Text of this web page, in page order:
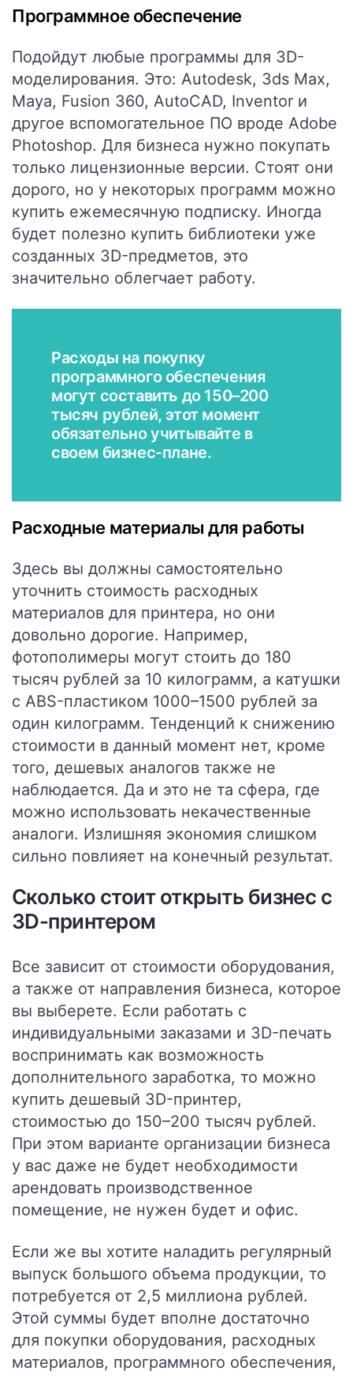
Программное обеспечение
Подойдут любые программы для 3D-
моделирования. Это: Autodesk, 3ds Max,
Maya, Fusion 360, AutoCAD, Inventor и
другое вспомогательное ПО вроде Adobe
Photoshop. Для бизнеса нужно покупать
только лицензионные версии. Стоят они
дорого, но у некоторых программ можно
купить ежемесячную подписку. Иногда
будет полезно купить библиотеки уже
созданных 3D-предметов, это
значительно облегчает работу.
Расходы на покупку
программного обеспечения
могут составить до 150–200
тысяч рублей, этот момент
обязательно учитывайте в
своем бизнес-плане.
Расходные материалы для работы
Здесь вы должны самостоятельно
уточнить стоимость расходных
материалов для принтера, но они
довольно дорогие. Например,
фотополимеры могут стоить до 180
тысяч рублей за 10 килограмм, а катушки
с ABS-пластиком 1000–1500 рублей за
один килограмм. Тенденций к снижению
стоимости в данный момент нет, кроме
того, дешевых аналогов также не
наблюдается. Да и это не та сфера, где
можно использовать некачественные
аналоги. Излишняя экономия слишком
сильно повлияет на конечный результат.
Сколько стоит открыть бизнес с
3D-принтером
Все зависит от стоимости оборудования,
а также от направления бизнеса, которое
вы выберете. Если работать с
индивидуальными заказами и 3D-печать
воспринимать как возможность
дополнительного заработка, то можно
купить дешевый 3D-принтер,
стоимостью до 150–200 тысяч рублей.
При этом варианте организации бизнеса
у вас даже не будет необходимости
арендовать производственное
помещение, не нужен будет и офис.
Если же вы хотите наладить регулярный
выпуск большого объема продукции, то
потребуется от 2,5 миллиона рублей.
Этой суммы будет вполне достаточно
для покупки оборудования, расходных
материалов, программного обеспечения,